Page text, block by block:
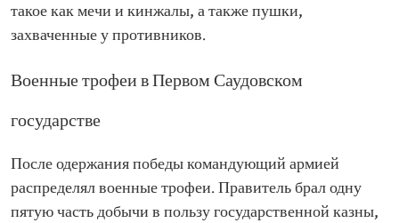
такое как мечи и кинжалы, а также пушки,
захваченные у противников.
Военные трофеи в Первом Саудовском
государстве
После одержания победы командующий армией
распределял военные трофеи. Правитель брал одну
пятую часть добычи в пользу государственной казны,